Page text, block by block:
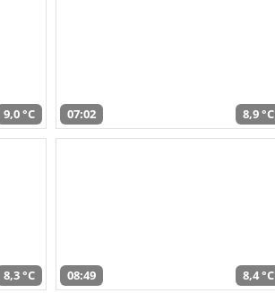
9,0 °C 07:02 8,9 °C
8,3 °C 08:49 8,4 °C